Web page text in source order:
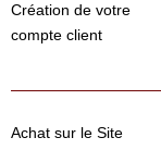
Création de votre
compte client
Achat sur le Site